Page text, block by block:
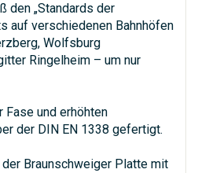
den „Standards der
auf verschiedenen Bahnhöfen
Wolfsburg
Ringelheim – um nur
Fase und erhöhten
der DIN EN 1338 gefertigt.
Braunschweiger Platte mit